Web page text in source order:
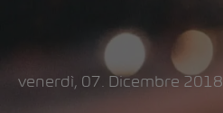
venerdì, 07. Dicembre 2018